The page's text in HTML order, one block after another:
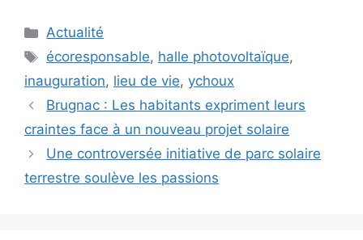
Catégories
Actualité
Étiquettes
écoresponsable, halle photovoltaïque,
inauguration, lieu de vie, ychoux
Brugnac : Les habitants expriment leurs
craintes face à un nouveau projet solaire
Une controversée initiative de parc solaire
terrestre soulève les passions